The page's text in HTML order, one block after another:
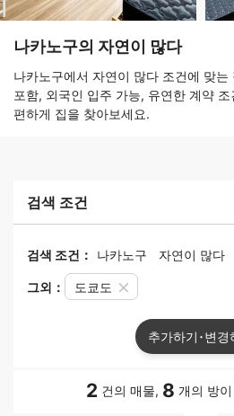
나카노구의 자연이 많다
나카노구에서 자연이 많다 조건에 맞는
포함, 외국인 입주 가능, 유연한 계약
편하게 집을 찾아보세요.
검색 조건
검색 조건： 나카노구 자연이 많다
그외： 도쿄도
추가하기･변경
2 건의 매물, 8 개의 방